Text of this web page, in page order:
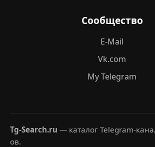
Сообщество
E-Mail
Vk.com
My Telegram
Tg-Search.ru — каталог Telegram-
ов.